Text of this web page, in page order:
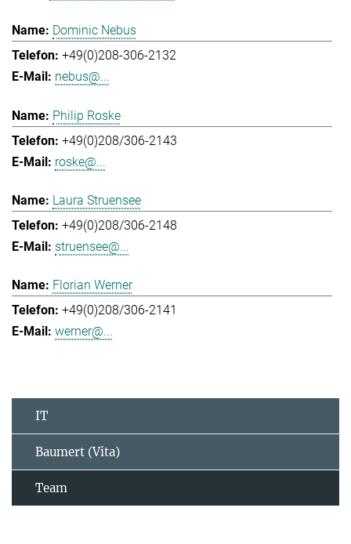
Dominic Nebus
+49(0)208-306-2132
nebus@...
Philip Roske
+49(0)208/306-2143
roske@...
Laura Struensee
+49(0)208/306-2148
struensee@...
Florian Werner
+49(0)208/306-2141
werner@...
IT
Baumert (Vita)
Team